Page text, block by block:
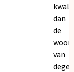
dan
de
van